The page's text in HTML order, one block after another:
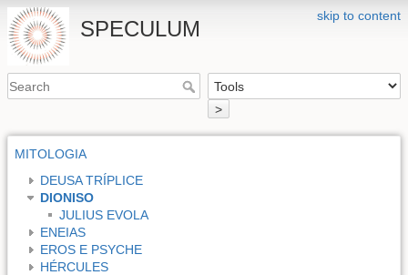
skip to content
SPECULUM
>
MITOLOGIA
DEUSA TRÍPLICE
DIONISO
JULIUS EVOLA
ENEIAS
EROS E PSYCHE
HÉRCULES